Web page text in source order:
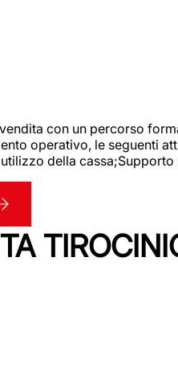
con un percorso
operativo, le seguenti
della